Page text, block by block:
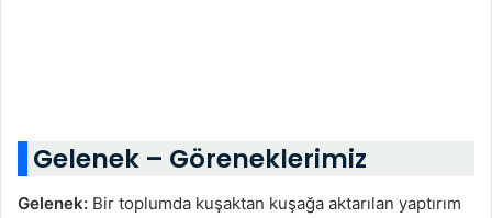
Gelenek – Göreneklerimiz
Gelenek: Bir toplumda kuşaktan kuşağa aktarılan yaptırım